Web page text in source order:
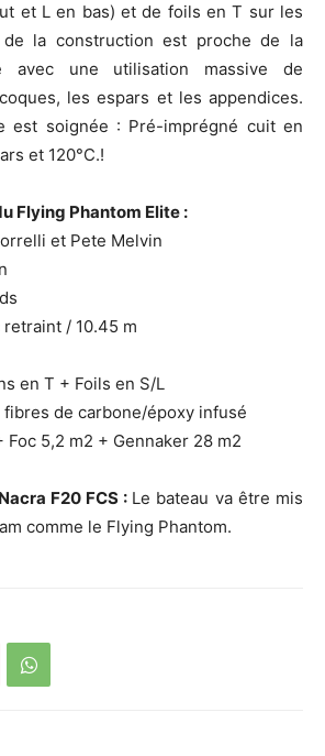
et L en bas) et de foils en T sur les
la construction est proche de la
avec une utilisation massive de
les espars et les appendices.
est soignée : Pré-imprégné cuit en
et 120°C.!
Flying Phantom Elite :
et Pete Melvin
/ 10.45 m
en T + Foils en S/L
fibres de carbone/époxy infusé
Foc 5,2 m2 + Gennaker 28 m2
F20 FCS : Le bateau va être mis
comme le Flying Phantom.